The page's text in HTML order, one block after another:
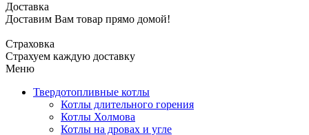
Доставка
Доставим Вам товар прямо домой!
Страховка
Страхуем каждую доставку
Меню
Твердотопливные котлы
Котлы длительного горения
Котлы Холмова
Котлы на дровах и угле